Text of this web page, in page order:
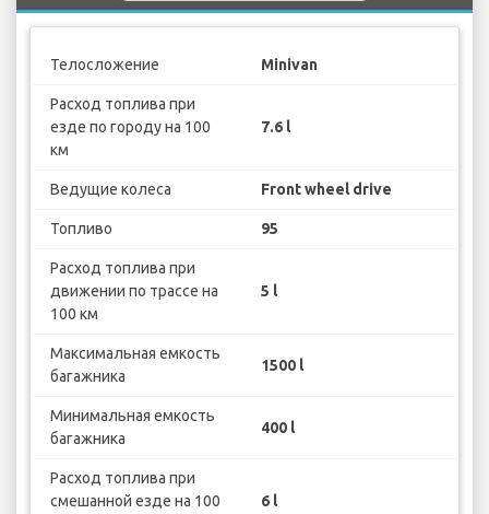
Телосложение Minivan
Расход топлива при
езде по городу на 100
км
7.6 l
Ведущие колеса Front wheel drive
Топливо 95
Расход топлива при
движении по трассе на
100 км
5 l
Максимальная емкость
багажника
1500 l
Минимальная емкость
багажника
400 l
Расход топлива при
смешанной езде на 100
6 l